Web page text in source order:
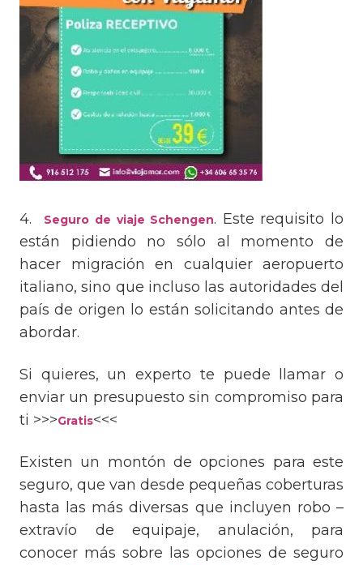
4. Seguro de viaje Schengen. Este requisito lo
están pidiendo no sólo al momento de
hacer migración en cualquier aeropuerto
italiano, sino que incluso las autoridades del
país de origen lo están solicitando antes de
abordar.
Si quieres, un experto te puede llamar o
enviar un presupuesto sin compromiso para
ti >>>Gratis<<<
Existen un montón de opciones para este
seguro, que van desde pequeñas coberturas
hasta las más diversas que incluyen robo –
extravío de equipaje, anulación, para
conocer más sobre las opciones de seguro